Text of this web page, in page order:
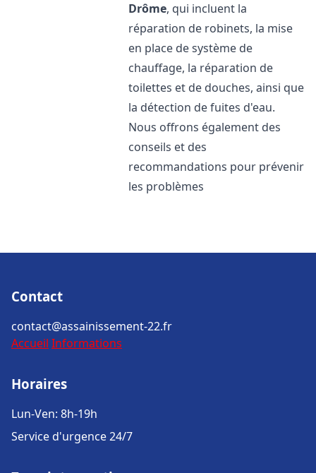
Drôme, qui incluent la
réparation de robinets, la mise
en place de système de
chauffage, la réparation de
toilettes et de douches, ainsi que
la détection de fuites d'eau.
Nous offrons également des
conseils et des
recommandations pour prévenir
les problèmes
Contact
contact@assainissement-22.fr
Accueil Informations
Horaires
Lun-Ven: 8h-19h
Service d'urgence 24/7